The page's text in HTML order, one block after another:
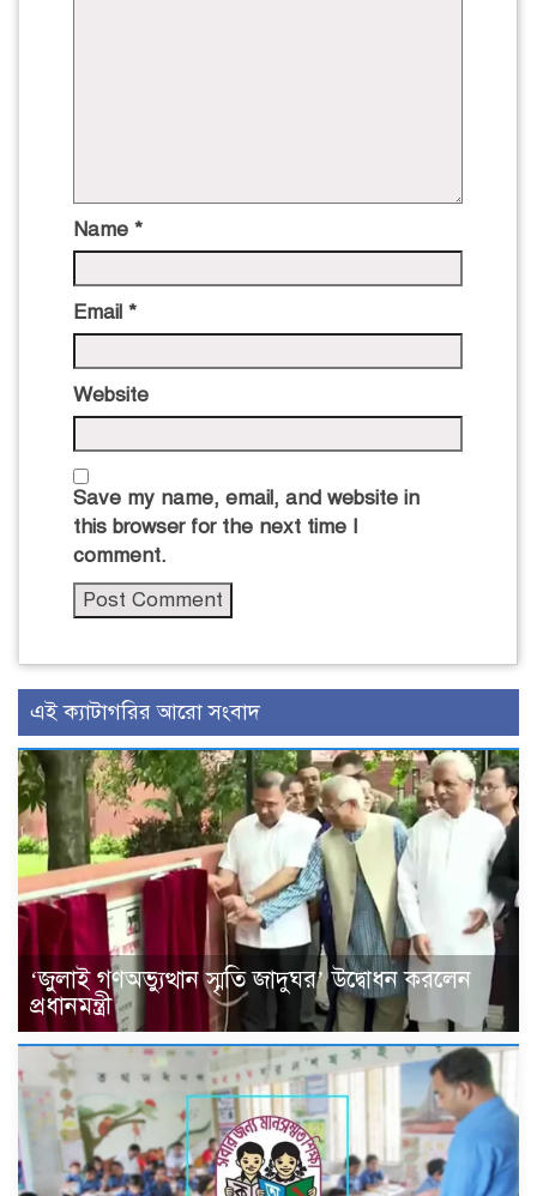
Name *
Email *
Website
Save my name, email, and website in
this browser for the next time I
comment.
এই ক্যাটাগরির আরো সংবাদ
‘জুলাই গণঅভ্যুত্থান স্মৃতি জাদুঘর’ উদ্বোধন করলেন
প্রধানমন্ত্রী